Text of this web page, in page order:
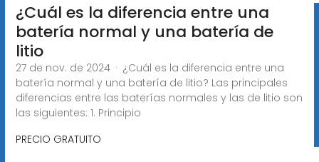
¿Cuál es la diferencia entre una
batería normal y una batería de
litio
27 de nov. de 2024 · ¿Cuál es la diferencia entre una
batería normal y una batería de litio? Las principales
diferencias entre las baterías normales y las de litio son
las siguientes: 1. Principio
PRECIO GRATUITO